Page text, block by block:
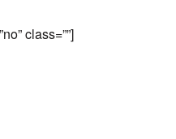
class=””]